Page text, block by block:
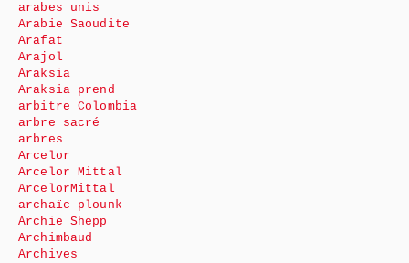
arabes unis
Arabie Saoudite
Arafat
Arajol
Araksia
Araksia prend
arbitre Colombia
arbre sacré
arbres
Arcelor
Arcelor Mittal
ArcelorMittal
archaïc plounk
Archie Shepp
Archimbaud
Archives